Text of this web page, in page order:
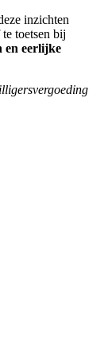
inzichten
toetsen bij
en eerlijke